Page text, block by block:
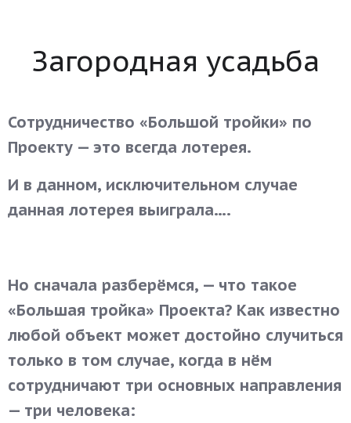
Загородная усадьба
Сотрудничество «Большой тройки» по
Проекту — это всегда лотерея.
И в данном, исключительном случае
данная лотерея выиграла….
Но сначала разберёмся, — что такое
«Большая тройка» Проекта? Как известно
любой объект может достойно случиться
только в том случае, когда в нём
сотрудничают три основных направления
— три человека: